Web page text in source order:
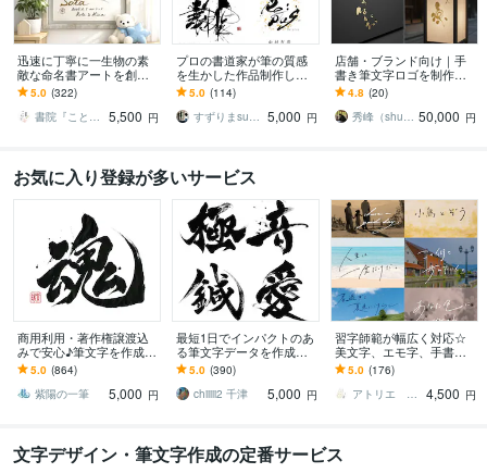
迅速に丁寧に一生物の素
敵な命名書アートを創作
します 一筆一筆に心を込
めた手書き毛筆の魅力を
お子様のお誕生の記念に
5.0 (322)
書院『ことのは』
5,500 円
プロの書道家が筆の質感
を生かした作品制作しま
す 抽象的な筆文字から多
様な書体に対応します。
墨絵ご希望の方も。
5.0 (114)
すずりまsuzurima 5,000 円
店舗・ブランド向け｜手
書き筆文字ロゴを制作し
ます 〜看板・暖簾・商品
ラベルなど商用利用にも
対応〜
4.8 (20)
秀峰（shuho）＠書道家・筆文字制作 50,000 円
お気に入り登録が多いサービス
商用利用・著作権譲渡込
みで安心♪筆文字を作成し
ます 総実績900件超大好
評！文字切り抜き・背景
透過も無料♪
5.0 (864)
紫陽の一筆
5,000 円
最短1日でインパクトのあ
る筆文字データを作成し
ます 高解像度データをス
ピード納品いたします！
5.0 (390)
chiiiii2 千津
5,000 円
習字師範が幅広く対応☆
美文字、エモ字、手書き
します 商用利用OK◎ 筆
文字も、お洒落な英字も
お任せ下さい！
5.0 (176)
アトリエ Lapin
4,500 円
文字デザイン・筆文字作成の定番サービス